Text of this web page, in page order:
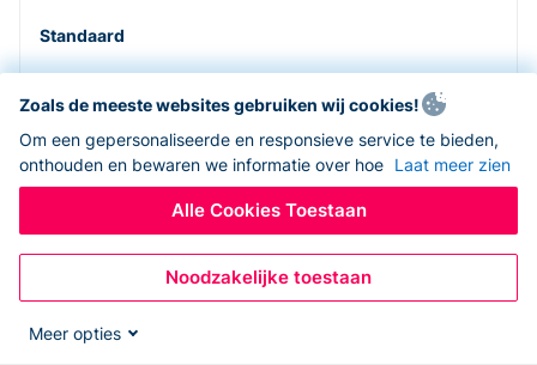
Zapier en API
Zoals de meeste websites gebruiken wij cookies!
Om een gepersonaliseerde en responsieve service te bieden,
onthouden en bewaren we informatie over hoe Laat meer zien
Alle Cookies Toestaan
Noodzakelijke toestaan
Meer opties